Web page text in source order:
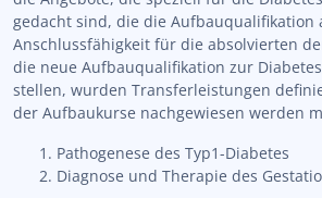
gedacht sind, die die Aufbauqualifikation
Anschlussfähigkeit für die absolvierten
die neue Aufbauqualifikation zur
stellen, wurden Transferleistungen
der Aufbaukurse nachgewiesen werden
Pathogenese des Typ1-Diabetes
Diagnose und Therapie des